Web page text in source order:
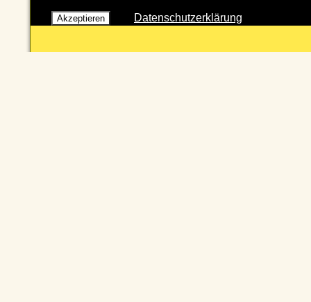
Akzeptieren Datenschutzerklärung